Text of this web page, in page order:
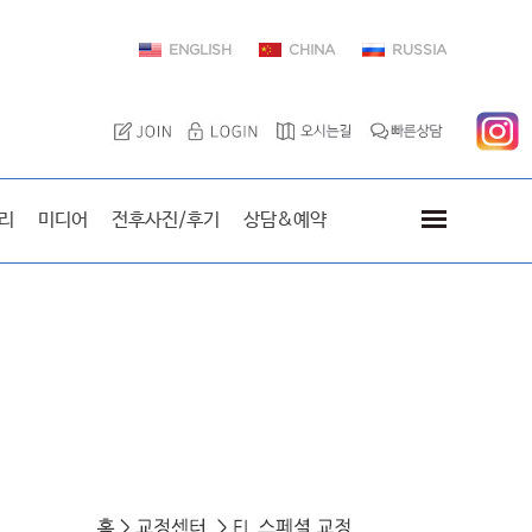
ENGLISH CHINA RUSSIA
미디어 전후사진/후기 상담&예약